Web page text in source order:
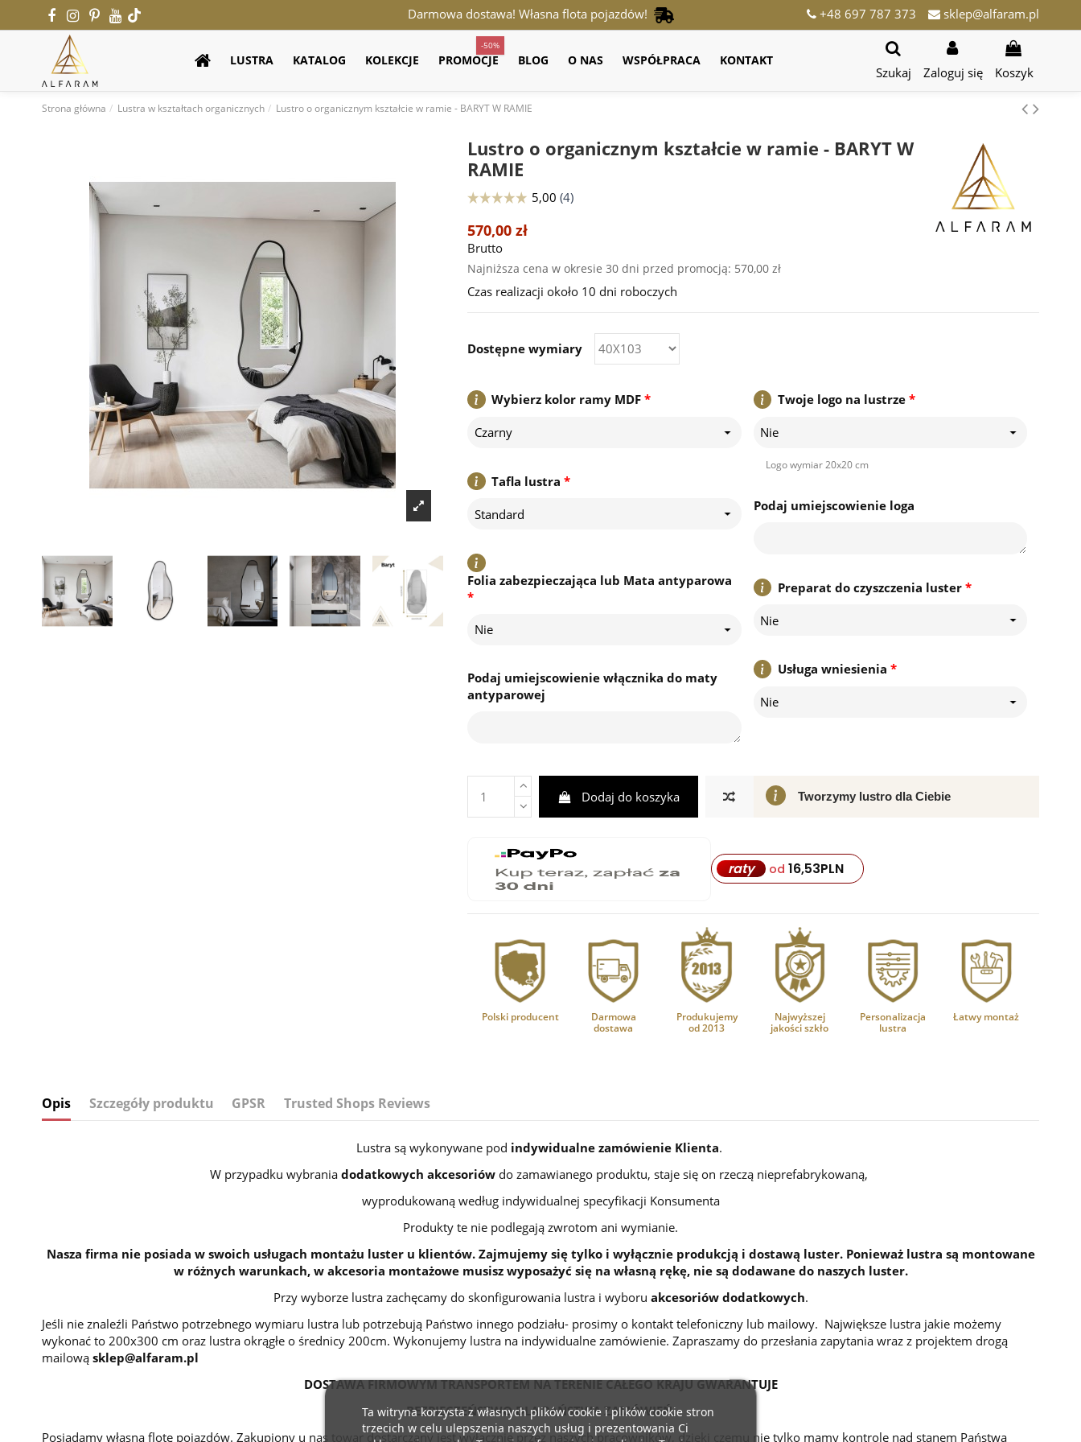
Darmowa dostawa! Własna flota pojazdów! +48 697 787 373 sklep@alfaram.pl
LUSTRA KATALOG KOLEKCJE PROMOCJE
-50%
BLOG O NAS WSPÓŁPRACA KONTAKT
Szukaj Zaloguj się Koszyk
Strona główna Lustra w kształtach organicznych Lustro o organicznym kształcie w ramie - BARYT W RAMIE
Lustro o organicznym kształcie w ramie - BARYT W
RAMIE
570,00 zł
Brutto
Najniższa cena w okresie 30 dni przed promocją: 570,00 zł
Czas realizacji około 10 dni roboczych
*
Wybierz kolor ramy MDF
Czarny
*
Tafla lustra
Standard
*
Folia zabezpieczająca lub Mata antyparowa
Nie
Podaj umiejscowienie włącznika do maty
antyparowej
*
Twoje logo na lustrze
Nie
Logo wymiar 20x20 cm
Podaj umiejscowienie loga
*
Preparat do czyszczenia luster
Nie
*
Usługa wniesienia
Nie
Dostępne wymiary
Dodaj do koszyka Tworzymy lustro dla Ciebie
raty od 16,53PLN
Polski producent
Darmowa
dostawa
Produkujemy
od 2013
Najwyższej
jakości szkło
Personalizacja
lustra
Łatwy montaż
Opis Szczegóły produktu GPSR Trusted Shops Reviews
Lustra są wykonywane pod indywidualne zamówienie Klienta.
W przypadku wybrania dodatkowych akcesoriów do zamawianego produktu, staje się on rzeczą nieprefabrykowaną,
wyprodukowaną według indywidualnej specyfikacji Konsumenta
Produkty te nie podlegają zwrotom ani wymianie.
Nasza firma nie posiada w swoich usługach montażu luster u klientów. Zajmujemy się tylko i wyłącznie produkcją i dostawą luster. Ponieważ lustra są montowane
w różnych warunkach, w akcesoria montażowe musisz wyposażyć się na własną rękę, nie są dodawane do naszych luster.
Przy wyborze lustra zachęcamy do skonfigurowania lustra i wyboru akcesoriów dodatkowych.
Jeśli nie znaleźli Państwo potrzebnego wymiaru lustra lub potrzebują Państwo innego podziału- prosimy o kontakt telefoniczny lub mailowy. Największe lustra jakie możemy
wykonać to 200x300 cm oraz lustra okrągłe o średnicy 200cm. Wykonujemy lustra na indywidualne zamówienie. Zapraszamy do przesłania zapytania wraz z projektem drogą
mailową sklep@alfaram.pl
DOSTAWA FIRMOWYM TRANSPORTEM NA TERENIE CAŁEGO KRAJU GWARANTUJE
BEZPIECZEŃSTWO DLA PAŃSTWA ZAMÓWIEŃ.
Posiadamy własną flotę pojazdów. Zakupiony u nas towar dostarczany jest wyłącznie przez naszych pracowników, dzięki czemu nie tylko mamy kontrolę nad stanem Państwa
Ta witryna korzysta z własnych plików cookie i plików cookie stron
trzecich w celu ulepszenia naszych usług i prezentowania Ci